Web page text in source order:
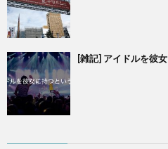
[雑記] アイドルを彼